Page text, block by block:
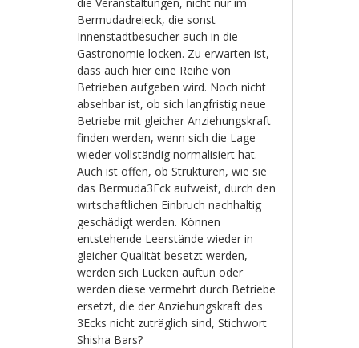
Bermudadreieck, die sonst
Innenstadtbesucher auch in die
Gastronomie locken. Zu erwarten ist,
dass auch hier eine Reihe von
Betrieben aufgeben wird. Noch nicht
absehbar ist, ob sich langfristig neue
Betriebe mit gleicher Anziehungskraft
finden werden, wenn sich die Lage
wieder vollständig normalisiert hat.
Auch ist offen, ob Strukturen, wie sie
das Bermuda3Eck aufweist, durch den
wirtschaftlichen Einbruch nachhaltig
geschädigt werden. Können
entstehende Leerstände wieder in
gleicher Qualität besetzt werden,
werden sich Lücken auftun oder
werden diese vermehrt durch Betriebe
ersetzt, die der Anziehungskraft des
3Ecks nicht zuträglich sind, Stichwort
Shisha Bars?